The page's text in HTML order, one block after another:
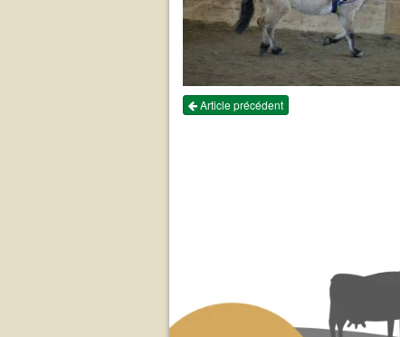
Article précédent